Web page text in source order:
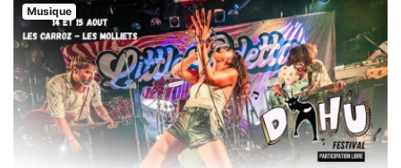
Musique